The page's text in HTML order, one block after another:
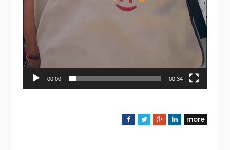
00:00 00:34
F
T
G
L
more